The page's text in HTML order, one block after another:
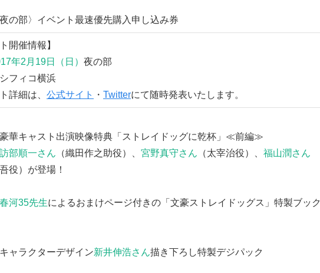
の部〉イベント最速優先購入申し込み券
開催情報】
年2月19日（日） 夜の部
フィコ横浜
詳細は、 公式サイト ・ Twitterにて随時発表いたします。
キャスト出演映像特典「ストレイドッグに乾杯」≪前編≫
部順一さん （織田作之助役）、 宮野真守さん （太宰治役）、 福山潤さん
役）が登場！
春河35先生によるおまけページ付きの「文豪ストレイドッグス」特製ブック
ラクターデザイン新井伸浩さん描き下ろし特製デジパック